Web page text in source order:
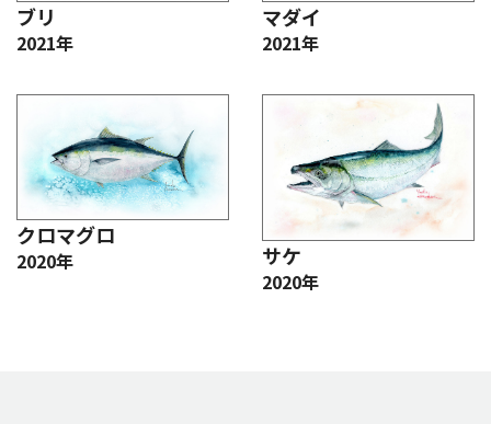
ブリ
2021年
マダイ
2021年
クロマグロ
2020年 サケ
2020年